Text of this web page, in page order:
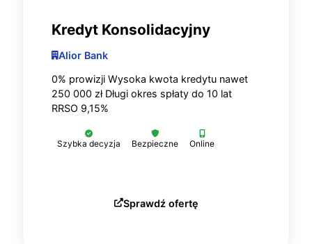
Kredyt Konsolidacyjny
Alior Bank
0% prowizji Wysoka kwota kredytu nawet
250 000 zł Długi okres spłaty do 10 lat
RRSO 9,15%
Szybka decyzja Bezpieczne Online
Sprawdź ofertę